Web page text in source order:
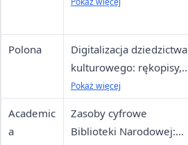
przez komputer, laptop,
tablet, smartfon
Polona
Digitalizacja dziedzictwa
kulturowego: rękopisy,
stare druki, grafika,
większość w domenie
publicznej
Pokaż więcej
Academic
a
Zasoby cyfrowe
Biblioteki Narodowej: